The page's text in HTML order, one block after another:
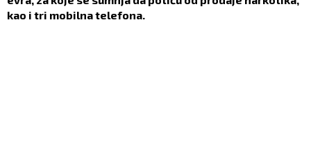
kao i tri mobilna telefona.